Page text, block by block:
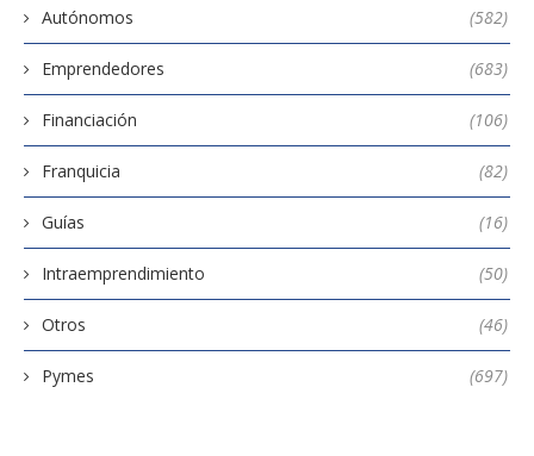
Autónomos (582)
Emprendedores (683)
Financiación (106)
Franquicia (82)
Guías (16)
Intraemprendimiento (50)
Otros (46)
Pymes (697)